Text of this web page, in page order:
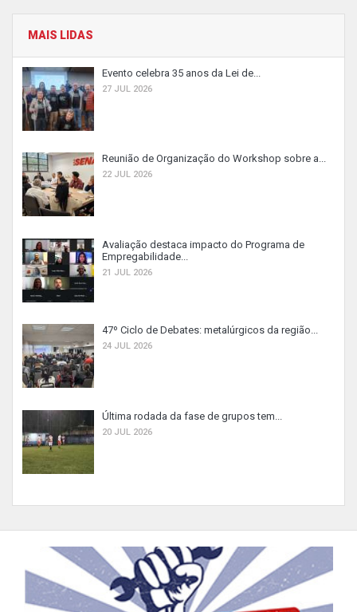
MAIS LIDAS
Evento celebra 35 anos da Lei de...
27 JUL 2026
Reunião de Organização do Workshop sobre a...
22 JUL 2026
Avaliação destaca impacto do Programa de
Empregabilidade...
21 JUL 2026
47º Ciclo de Debates: metalúrgicos da região...
24 JUL 2026
Última rodada da fase de grupos tem...
20 JUL 2026